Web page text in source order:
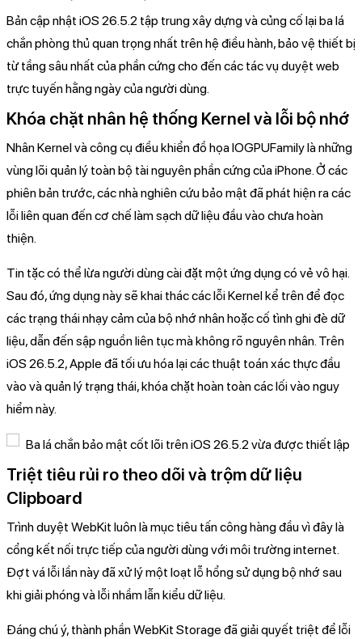
Bản cập nhật iOS 26.5.2 tập trung xây dựng và củng cố lại ba lá
chắn phòng thủ quan trọng nhất trên hệ điều hành, bảo vệ thiết bị
từ tầng sâu nhất của phần cứng cho đến các tác vụ duyệt web
trực tuyến hằng ngày của người dùng.
Khóa chặt nhân hệ thống Kernel và lỗi bộ nhớ
Nhân Kernel và công cụ điều khiển đồ họa IOGPUFamily là những
vùng lõi quản lý toàn bộ tài nguyên phần cứng của iPhone. Ở các
phiên bản trước, các nhà nghiên cứu bảo mật đã phát hiện ra các
lỗi liên quan đến cơ chế làm sạch dữ liệu đầu vào chưa hoàn
thiện.
Tin tặc có thể lừa người dùng cài đặt một ứng dụng có vẻ vô hại.
Sau đó, ứng dụng này sẽ khai thác các lỗi Kernel kể trên để đọc
các trạng thái nhạy cảm của bộ nhớ nhân hoặc cố tình ghi đè dữ
liệu, dẫn đến sập nguồn liên tục mà không rõ nguyên nhân. Trên
iOS 26.5.2, Apple đã tối ưu hóa lại các thuật toán xác thực đầu
vào và quản lý trạng thái, khóa chặt hoàn toàn các lối vào nguy
hiểm này.
Triệt tiêu rủi ro theo dõi và trộm dữ liệu
Clipboard
Trình duyệt WebKit luôn là mục tiêu tấn công hàng đầu vì đây là
cổng kết nối trực tiếp của người dùng với môi trường internet.
Đợt vá lỗi lần này đã xử lý một loạt lỗ hổng sử dụng bộ nhớ sau
khi giải phóng và lỗi nhầm lẫn kiểu dữ liệu.
Đáng chú ý, thành phần WebKit Storage đã giải quyết triệt để lỗi